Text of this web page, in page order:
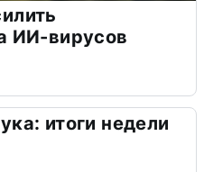
ИИ-вирусов
итоги недели